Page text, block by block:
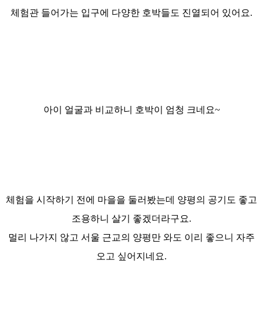
체험관 들어가는 입구에 다양한 호박들도 진열되어 있어요.
아이 얼굴과 비교하니 호박이 엄청 크네요~
체험을 시작하기 전에 마을을 둘러봤는데 양평의 공기도 좋고
조용하니 살기 좋겠더라구요.
멀리 나가지 않고 서울 근교의 양평만 와도 이리 좋으니 자주
오고 싶어지네요.